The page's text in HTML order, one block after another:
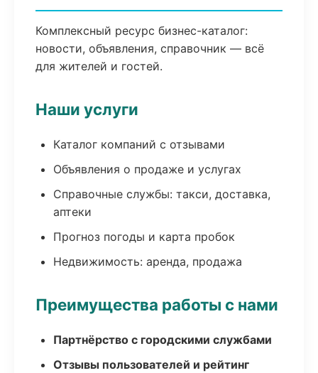
Комплексный ресурс бизнес-каталог:
новости, объявления, справочник — всё
для жителей и гостей.
Наши услуги
Каталог компаний с отзывами
Объявления о продаже и услугах
Справочные службы: такси, доставка,
аптеки
Прогноз погоды и карта пробок
Недвижимость: аренда, продажа
Преимущества работы с нами
Партнёрство с городскими службами
Отзывы пользователей и рейтинг